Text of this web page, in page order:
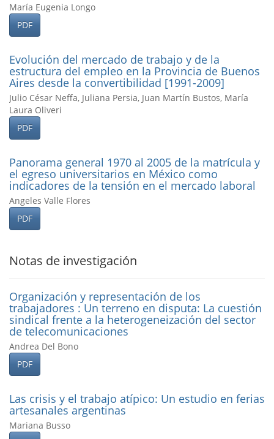
María Eugenia Longo
PDF
Evolución del mercado de trabajo y de la
estructura del empleo en la Provincia de Buenos
Aires desde la convertibilidad [1991-2009]
Julio César Neffa, Juliana Persia, Juan Martín Bustos, María
Laura Oliveri
PDF
Panorama general 1970 al 2005 de la matrí­cula y
el egreso universitarios en México como
indicadores de la tensión en el mercado laboral
Angeles Valle Flores
PDF
Notas de investigación
Organización y representación de los
trabajadores : Un terreno en disputa: La cuestión
sindical frente a la heterogeneización del sector
de telecomunicaciones
Andrea Del Bono
PDF
Las crisis y el trabajo atí­pico: Un estudio en ferias
artesanales argentinas
Mariana Busso